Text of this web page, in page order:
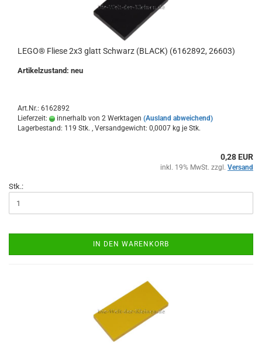
LEGO® Fliese 2x3 glatt Schwarz (BLACK) (6162892, 26603)
Artikelzustand: neu
Art.Nr.: 6162892
Lieferzeit:
innerhalb von 2 Werktagen (Ausland abweichend)
Lagerbestand: 119 Stk. , Versandgewicht: 0,0007 kg je Stk.
0,28 EUR
inkl. 19% MwSt. zzgl. Versand
Stk.:
IN DEN WARENKORB